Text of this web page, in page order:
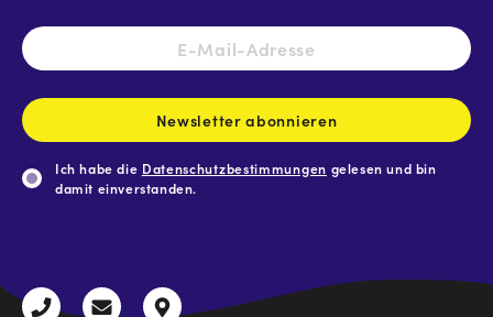
E-
Mail-
Newsletter abonnieren
Ich habe die Datenschutzbestimmungen gelesen und bin
damit einverstanden.
+43
radio@freequenns.at
Kulturhausstraße